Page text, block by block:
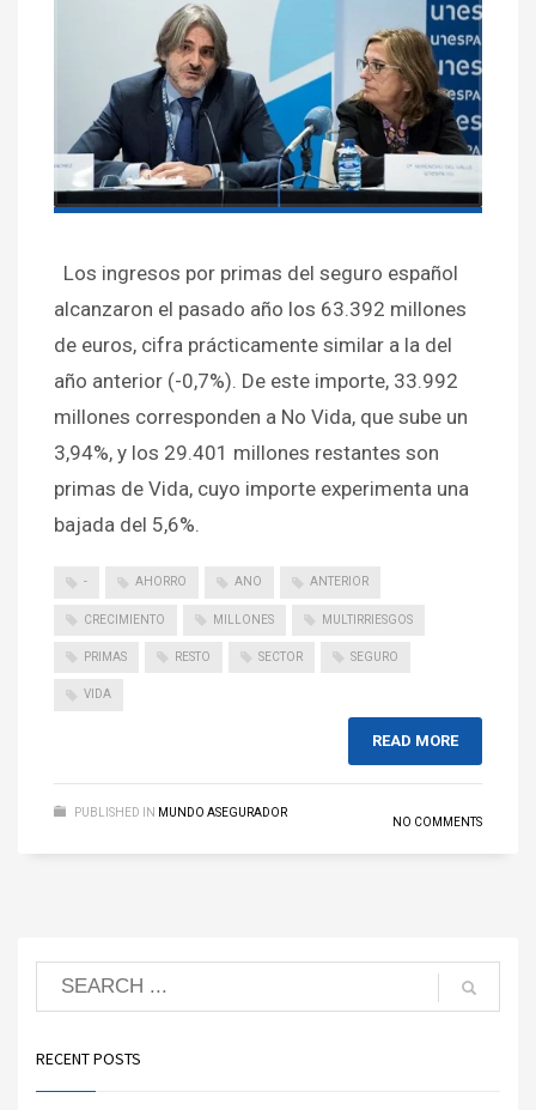
Los ingresos por primas del seguro español
alcanzaron el pasado año los 63.392 millones
de euros, cifra prácticamente similar a la del
año anterior (-0,7%). De este importe, 33.992
millones corresponden a No Vida, que sube un
3,94%, y los 29.401 millones restantes son
primas de Vida, cuyo importe experimenta una
bajada del 5,6%.
- AHORRO ANO ANTERIOR
CRECIMIENTO MILLONES MULTIRRIESGOS
PRIMAS RESTO SECTOR SEGURO
VIDA
READ MORE
PUBLISHED IN MUNDO ASEGURADOR
NO COMMENTS
RECENT POSTS